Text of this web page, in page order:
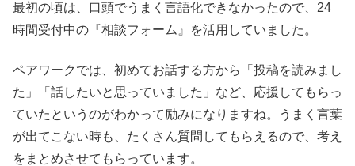
最初の頃は、口頭でうまく言語化できなかったので、24
時間受付中の『相談フォーム』を活用していました。
ペアワークでは、初めてお話する方から「投稿を読みまし
た」「話したいと思っていました」など、応援してもらっ
ていたというのがわかって励みになりますね。うまく言葉
が出てこない時も、たくさん質問してもらえるので、考え
をまとめさせてもらっています。